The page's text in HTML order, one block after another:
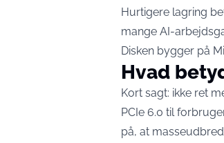
Hurtigere lagring
mange AI-
Disken bygger på
Hvad
Kort sagt: ikke ret
PCIe 6.0 til
på, at